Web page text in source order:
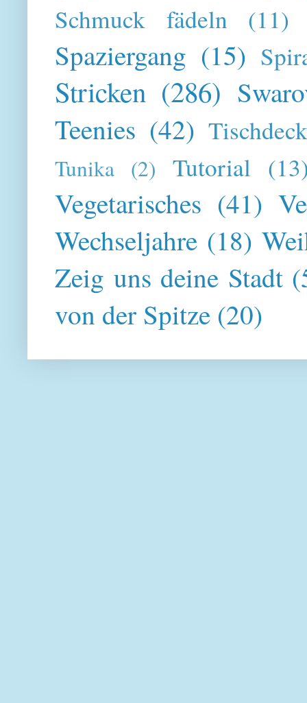
Schmuck fädeln (11)
Spaziergang (15)
Stricken (286)
Teenies (42)
Tunika (2) Tutorial
Vegetarisches (41)
Wechseljahre (18)
Zeig uns deine Stadt
von der Spitze (20)